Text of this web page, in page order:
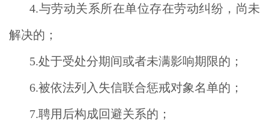
4.与劳动关系所在单位存在劳动纠纷，尚未
解决的；
5.处于受处分期间或者未满影响期限的；
6.被依法列入失信联合惩戒对象名单的；
7.聘用后构成回避关系的；